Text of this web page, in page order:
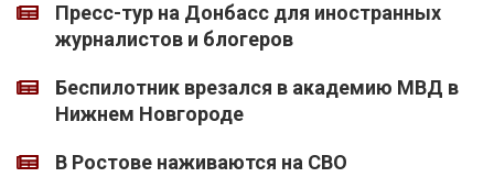
Пресс-тур на Донбасс для иностранных
журналистов и блогеров
Беспилотник врезался в академию МВД в
Нижнем Новгороде
В Ростове наживаются на СВО